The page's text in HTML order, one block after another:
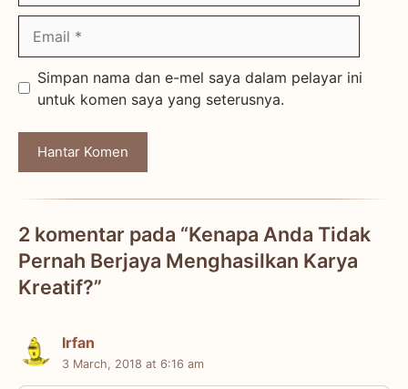
Simpan nama dan e-mel saya dalam pelayar ini
untuk komen saya yang seterusnya.
2 komentar pada “Kenapa Anda Tidak
Pernah Berjaya Menghasilkan Karya
Kreatif?”
Irfan
3 March, 2018 at 6:16 am